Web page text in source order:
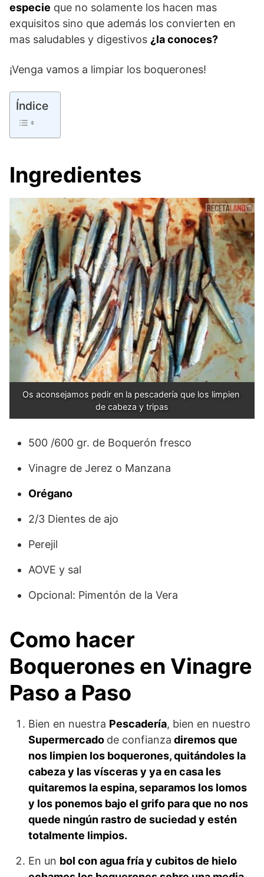
especie que no solamente los hacen mas
exquisitos sino que además los convierten en
mas saludables y digestivos ¿la conoces?
¡Venga vamos a limpiar los boquerones!
Índice
Ingredientes
Os aconsejamos pedir en la pescadería que los limpien
de cabeza y tripas
500 /600 gr. de Boquerón fresco
Vinagre de Jerez o Manzana
Orégano
2/3 Dientes de ajo
Perejil
AOVE y sal
Opcional: Pimentón de la Vera
Como hacer
Boquerones en Vinagre
Paso a Paso
Bien en nuestra Pescadería, bien en nuestro
Supermercado de confianza diremos que
nos limpien los boquerones, quitándoles la
cabeza y las vísceras y ya en casa les
quitaremos la espina, separamos los lomos
y los ponemos bajo el grifo para que no nos
quede ningún rastro de suciedad y estén
totalmente limpios.
En un bol con agua fría y cubitos de hielo